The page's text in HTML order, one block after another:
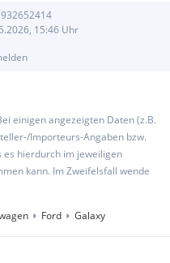
932652414
15:46Uhr
einigen angezeigten Daten (z.B.
Importeurs-Angaben bzw.
es hierdurch im jeweiligen
kann. Im Zweifelsfall wende
Ford Galaxy